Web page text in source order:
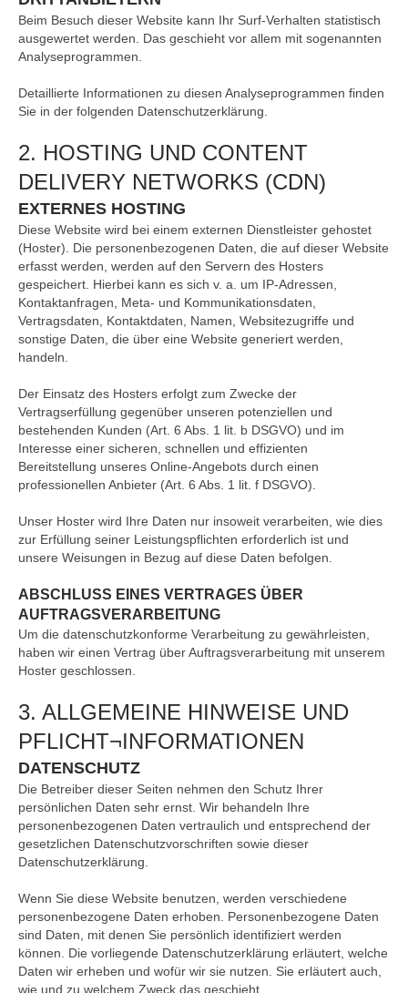
Beim Besuch dieser Website kann Ihr Surf-Verhalten statistisch
ausgewertet werden. Das geschieht vor allem mit sogenannten
Analyseprogrammen.
Detaillierte Informationen zu diesen Analyseprogrammen finden
Sie in der folgenden Datenschutzerklärung.
2. HOSTING UND CONTENT
DELIVERY NETWORKS (CDN)
EXTERNES HOSTING
Diese Website wird bei einem externen Dienstleister gehostet
(Hoster). Die personenbezogenen Daten, die auf dieser Website
erfasst werden, werden auf den Servern des Hosters
gespeichert. Hierbei kann es sich v. a. um IP-Adressen,
Kontaktanfragen, Meta- und Kommunikationsdaten,
Vertragsdaten, Kontaktdaten, Namen, Websitezugriffe und
sonstige Daten, die über eine Website generiert werden,
handeln.
Der Einsatz des Hosters erfolgt zum Zwecke der
Vertragserfüllung gegenüber unseren potenziellen und
bestehenden Kunden (Art. 6 Abs. 1 lit. b DSGVO) und im
Interesse einer sicheren, schnellen und effizienten
Bereitstellung unseres Online-Angebots durch einen
professionellen Anbieter (Art. 6 Abs. 1 lit. f DSGVO).
Unser Hoster wird Ihre Daten nur insoweit verarbeiten, wie dies
zur Erfüllung seiner Leistungspflichten erforderlich ist und
unsere Weisungen in Bezug auf diese Daten befolgen.
ABSCHLUSS EINES VERTRAGES ÜBER
AUFTRAGSVERARBEITUNG
Um die datenschutzkonforme Verarbeitung zu gewährleisten,
haben wir einen Vertrag über Auftragsverarbeitung mit unserem
Hoster geschlossen.
3. ALLGEMEINE HINWEISE UND
PFLICHT¬INFORMATIONEN
DATENSCHUTZ
Die Betreiber dieser Seiten nehmen den Schutz Ihrer
persönlichen Daten sehr ernst. Wir behandeln Ihre
personenbezogenen Daten vertraulich und entsprechend der
gesetzlichen Datenschutzvorschriften sowie dieser
Datenschutzerklärung.
Wenn Sie diese Website benutzen, werden verschiedene
personenbezogene Daten erhoben. Personenbezogene Daten
sind Daten, mit denen Sie persönlich identifiziert werden
können. Die vorliegende Datenschutzerklärung erläutert, welche
Daten wir erheben und wofür wir sie nutzen. Sie erläutert auch,
wie und zu welchem Zweck das geschieht.